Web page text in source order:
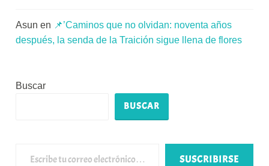
Asun en 📌’Caminos que no olvidan: noventa años
después, la senda de la Traición sigue llena de flores
Buscar
BUSCAR
SUSCRIBIRSE